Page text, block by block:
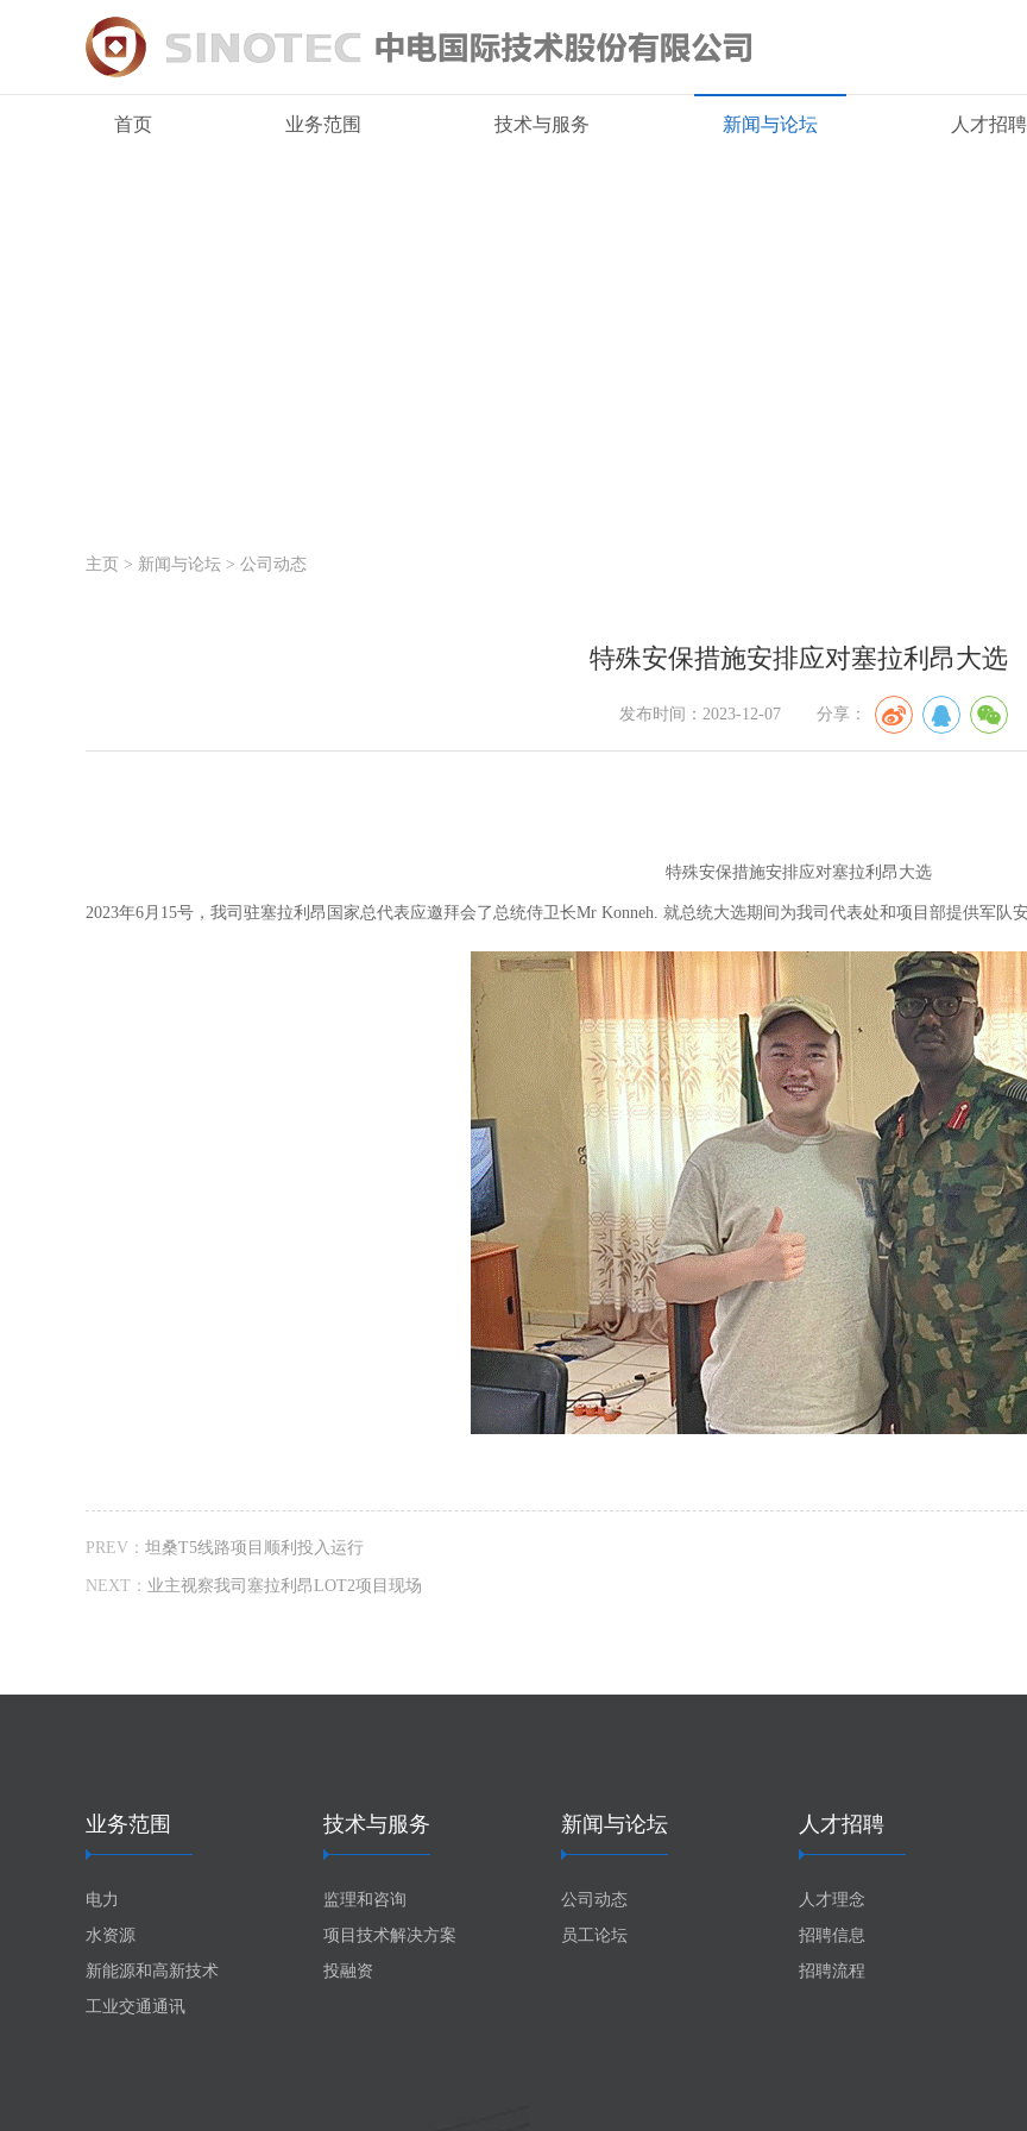
首页 业务范围 技术与服务 新闻与论坛 人才招聘
主页 > 新闻与论坛 > 公司动态
特殊安保措施安排应对塞拉利昂大选
发布时间：2023-12-07 分享：
特殊安保措施安排应对塞拉利昂大选
2023年6月 15号，我司驻塞拉利昂国家总代表应邀拜会了总统侍卫长Mr Konneh. 就总统大选期间为我司代表处和项目部提供军队
PREV： 坦桑T5线路项目顺利投入运行
NEXT： 业主视察我司塞拉利昂LOT2项目现场
业务范围
电力
水资源
新能源和高新技术
工业交通通讯
技术与服务
监理和咨询
项目技术解决方案
投融资
新闻与论坛
公司动态
员工论坛
人才招聘
人才理念
招聘信息
招聘流程